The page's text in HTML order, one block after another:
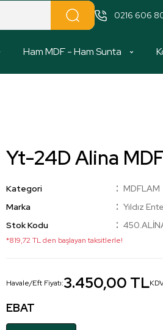
0216 606
Ham MDF - Ham Sunta
Yt-24D Alina
Kategori
MDFLAM
Marka
Yıldız
Stok Kodu
*819,72 TL den başlayan taksitlerle!
Havale/Eft Fiyatı:3.450,00 TL
EBAT